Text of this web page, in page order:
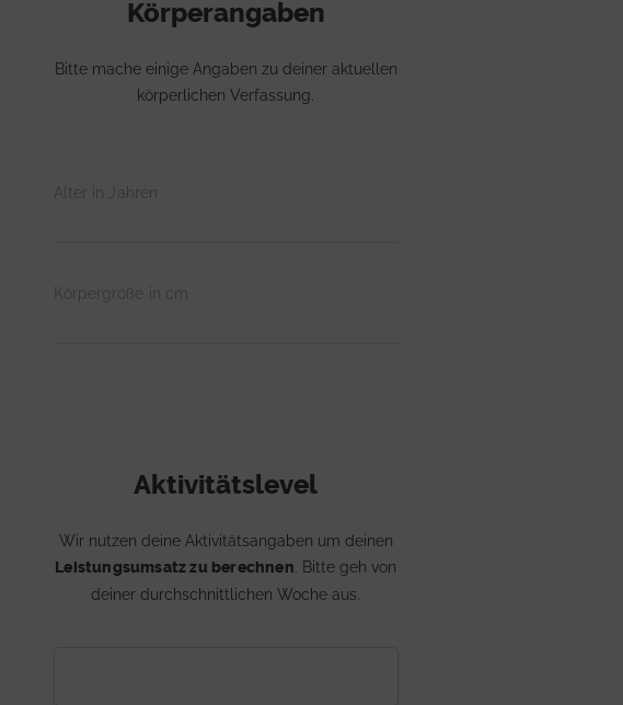
Körperangaben
Bitte mache einige Angaben zu deiner aktuellen
körperlichen Verfassung.
Alter in Jahren
Körpergröße in cm
Aktivitätslevel
Wir nutzen deine Aktivitätsangaben um deinen
Leistungsumsatz zu berechnen . Bitte geh von
deiner durchschnittlichen Woche aus.